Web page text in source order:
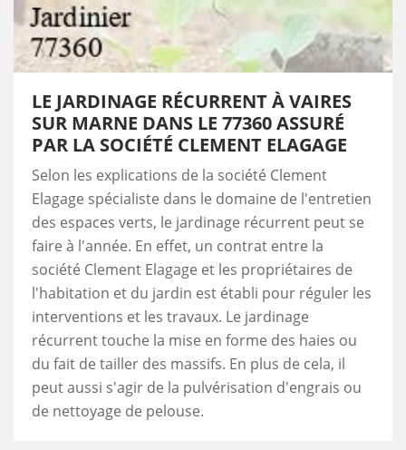
LE JARDINAGE RÉCURRENT À VAIRES
SUR MARNE DANS LE 77360 ASSURÉ
PAR LA SOCIÉTÉ CLEMENT ELAGAGE
Selon les explications de la société Clement
Elagage spécialiste dans le domaine de l'entretien
des espaces verts, le jardinage récurrent peut se
faire à l'année. En effet, un contrat entre la
société Clement Elagage et les propriétaires de
l'habitation et du jardin est établi pour réguler les
interventions et les travaux. Le jardinage
récurrent touche la mise en forme des haies ou
du fait de tailler des massifs. En plus de cela, il
peut aussi s'agir de la pulvérisation d'engrais ou
de nettoyage de pelouse.